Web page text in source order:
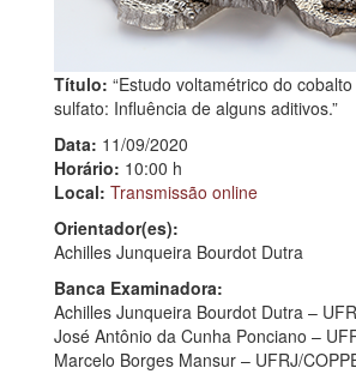
Título: “Estudo voltamétrico do
sulfato: Influência de alguns aditivos.”
Data: 11/09/2020
Horário: 10:00 h
Local: Transmissão online
Orientador(es):
Achilles Junqueira Bourdot Dutra
Banca Examinadora:
Achilles Junqueira Bourdot Dutra –
José Antônio da Cunha Ponciano –
Marcelo Borges Mansur – UFRJ/